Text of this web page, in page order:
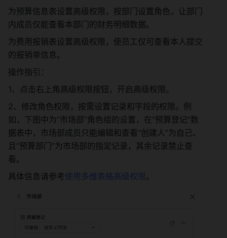
为预算信息表设置高级权限，按部门设置角色，让部门
内成员仅能查看本部门的财务明细数据。
为费用报销表设置高级权限，使员工仅可查看本人提交
的报销单信息。
操作指引：
1、点击右上角高级权限按钮，开启高级权限。
2、修改角色权限，按需设置记录和字段的权限。例
如，下图中为“市场部”角色组的设置，在“预算登记”数
据表中，市场部成员只能编辑和查看“创建人”为自己、
且“预算部门”为市场部的指定记录，其余记录禁止查
看。
具体信息请参考使用多维表格高级权限。